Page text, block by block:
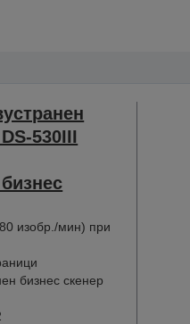
530III
изобр./мин) при
бизнес скенер